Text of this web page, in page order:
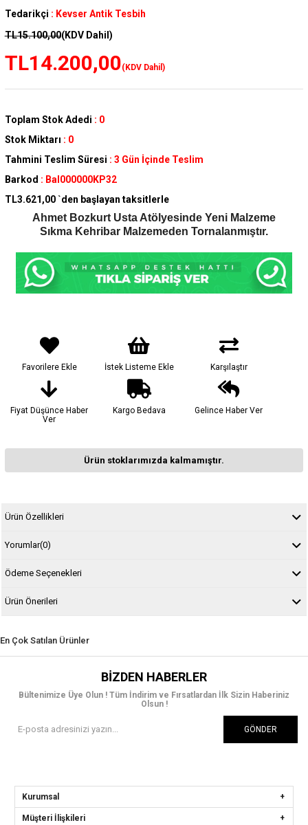
Tedarikçi : Kevser Antik Tesbih
TL15.100,00(KDV Dahil)
TL14.200,00(KDV Dahil)
Toplam Stok Adedi : 0
Stok Miktarı : 0
Tahmini Teslim Süresi : 3 Gün İçinde Teslim
Barkod : Bal000000KP32
TL3.621,00 `den başlayan taksitlerle
Ahmet Bozkurt Usta Atölyesinde Yeni Malzeme
Sıkma Kehribar Malzemeden Tornalanmıştır.
Favorilere Ekle İstek Listeme Ekle Karşılaştır
Fiyat Düşünce Haber
Ver
Kargo Bedava Gelince Haber Ver
Ürün stoklarımızda kalmamıştır.
Ürün Özellikleri
Yorumlar(0)
Ödeme Seçenekleri
Ürün Önerileri
En Çok Satılan Ürünler
BIZDEN HABERLER
Bültenimize Üye Olun ! Tüm İndirim ve Fırsatlardan İlk Sizin Haberiniz
Olsun !
GÖNDER
Kurumsal
Müşteri İlişkileri